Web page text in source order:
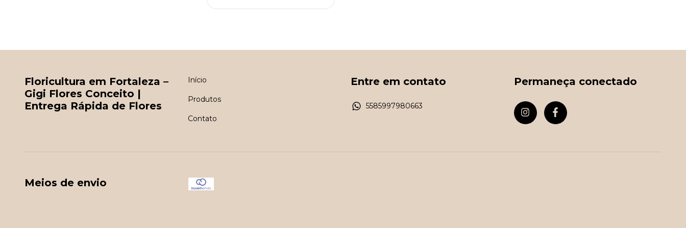
Floricultura em Fortaleza –
Gigi Flores Conceito |
Entrega Rápida de Flores
Início
Produtos
Contato
Entre em contato
5585997980663
Permaneça conectado
Meios de envio